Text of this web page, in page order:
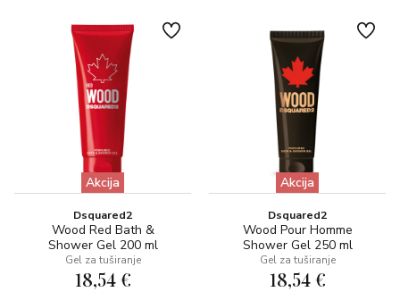
Akcija
Dsquared2
Wood Red Bath &
Shower Gel 200 ml
Gel za tuširanje
18,54 €
Akcija
Dsquared2
Wood Pour Homme
Shower Gel 250 ml
Gel za tuširanje
18,54 €